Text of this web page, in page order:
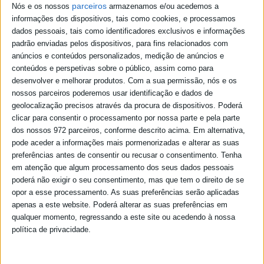
Nós e os nossos parceiros armazenamos e/ou acedemos a
informações dos dispositivos, tais como cookies, e processamos
dados pessoais, tais como identificadores exclusivos e informações
padrão enviadas pelos dispositivos, para fins relacionados com
anúncios e conteúdos personalizados, medição de anúncios e
conteúdos e perspetivas sobre o público, assim como para
desenvolver e melhorar produtos. Com a sua permissão, nós e os
nossos parceiros poderemos usar identificação e dados de
geolocalização precisos através da procura de dispositivos. Poderá
clicar para consentir o processamento por nossa parte e pela parte
dos nossos 972 parceiros, conforme descrito acima. Em alternativa,
pode aceder a informações mais pormenorizadas e alterar as suas
preferências antes de consentir ou recusar o consentimento. Tenha
em atenção que algum processamento dos seus dados pessoais
poderá não exigir o seu consentimento, mas que tem o direito de se
opor a esse processamento. As suas preferências serão aplicadas
apenas a este website. Poderá alterar as suas preferências em
qualquer momento, regressando a este site ou acedendo à nossa
política de privacidade.